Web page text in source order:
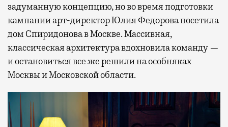
задуманную концепцию, но во время подготовки
кампании арт-директор Юлия Федорова посетила
дом Спиридонова в Москве. Массивная,
классическая архитектура вдохновила команду —
и остановиться все же решили на особняках
Москвы и Московской области.